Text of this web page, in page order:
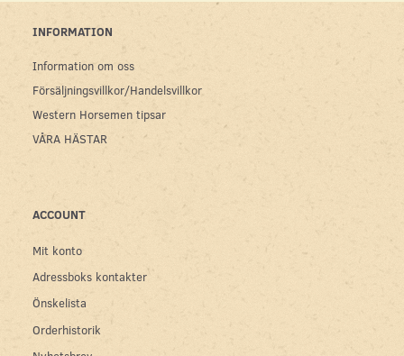
INFORMATION
Information om oss
Försäljningsvillkor/Handelsvillkor
Western Horsemen tipsar
VÅRA HÄSTAR
ACCOUNT
Mit konto
Adressboks kontakter
Önskelista
Orderhistorik